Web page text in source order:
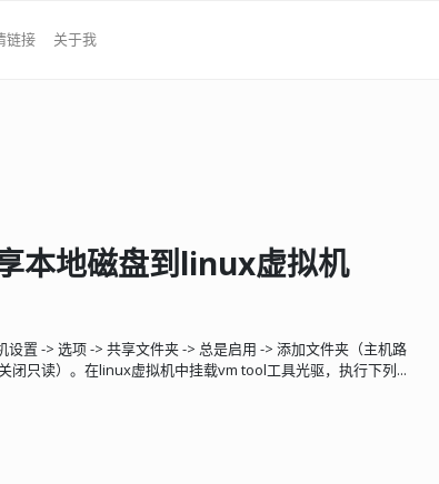
链接 关于我
本地磁盘到linux虚拟机
置 -> 选项 -> 共享文件夹 -> 总是启用 -> 添加文件夹（主机路
只读）。在linux虚拟机中挂载vm tool工具光驱，执行下列...